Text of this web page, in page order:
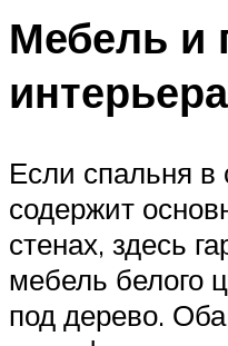
Мебель и
интерьера
Если спальня в
содержит
стенах, здесь
мебель белого
под дерево.